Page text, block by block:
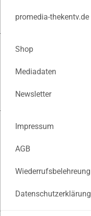
promedia-thekentv.de
Shop
Mediadaten
Newsletter
Impressum
AGB
Wiederrufsbelehreung
Datenschutzerklärung